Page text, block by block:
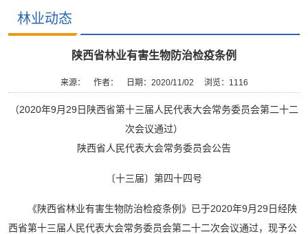
林业动态
陕西省林业有害生物防治检疫条例
来源： 作者： 日期：2020/11/02 浏览： 1116
（2020年9月29日陕西省第十三届人民代表大会常务委员会第二十二
次会议通过）
陕西省人民代表大会常务委员会公告
〔十三届〕第四十四号
《陕西省林业有害生物防治检疫条例》已于2020年9月29日经陕
西省第十三届人民代表大会常务委员会第二十二次会议通过，现予公